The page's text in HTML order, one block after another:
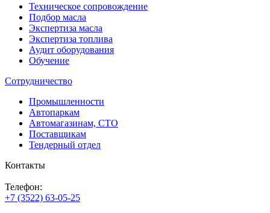
Техническое сопровождение
Подбор масла
Экспертиза масла
Экспертиза топлива
Аудит оборудования
Обучение
Сотрудничество
Промышленности
Автопаркам
Автомагазинам, СТО
Поставщикам
Тендерный отдел
Контакты
Телефон:
+7 (3522) 63-05-25